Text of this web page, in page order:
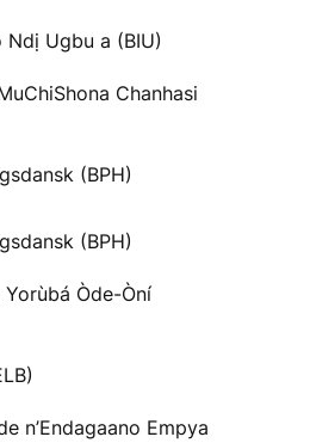
Ndị Ugbu a (BIU)
Chanhasi
(BPH)
(BPH)
Òde-Òní
n’Endagaano Empya